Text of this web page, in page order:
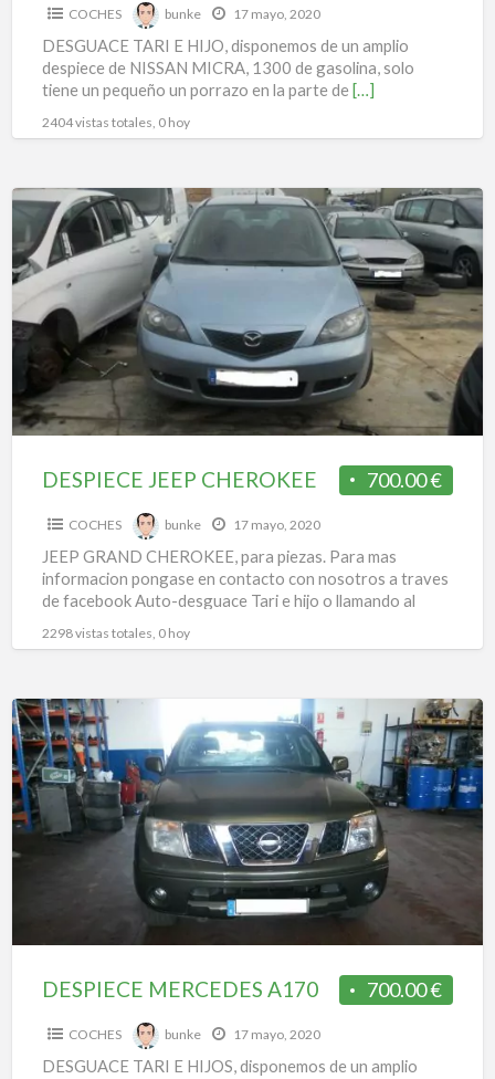
COCHES bunke 17 mayo, 2020
DESGUACE TARI E HIJO, disponemos de un amplio
despiece de NISSAN MICRA, 1300 de gasolina, solo
tiene un pequeño un porrazo en la parte de […]
2404 vistas totales, 0 hoy
DESPIECE
JEEP
CHEROKEE
700.00 €
DESPIECE JEEP CHEROKEE
COCHES bunke 17 mayo, 2020
JEEP GRAND CHEROKEE, para piezas. Para mas
informacion pongase en contacto con nosotros a traves
de facebook Auto-desguace Tari e hijo o llamando al
2298 vistas totales, 0 hoy
DESPIECE
MERCEDES
A170
700.00 €
DESPIECE MERCEDES A170
COCHES bunke 17 mayo, 2020
DESGUACE TARI E HIJOS, disponemos de un amplio